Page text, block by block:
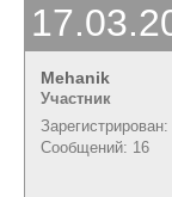
Mehanik
Участник
Сообщений: 16